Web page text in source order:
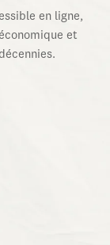
en ligne,
et